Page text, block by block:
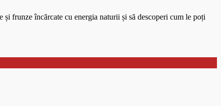
frunze încărcate cu energia naturii și să descoperi cum le poți